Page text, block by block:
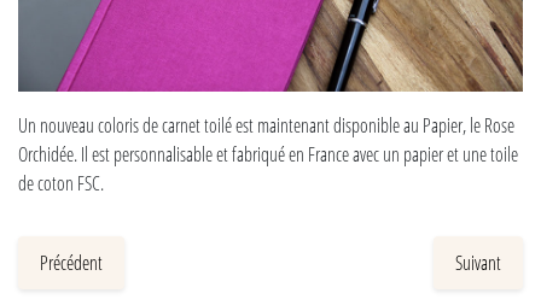
Un nouveau coloris de carnet toilé est maintenant disponible au Papier, le Rose
Orchidée. Il est personnalisable et fabriqué en France avec un papier et une toile
de coton FSC.
Précédent Suivant